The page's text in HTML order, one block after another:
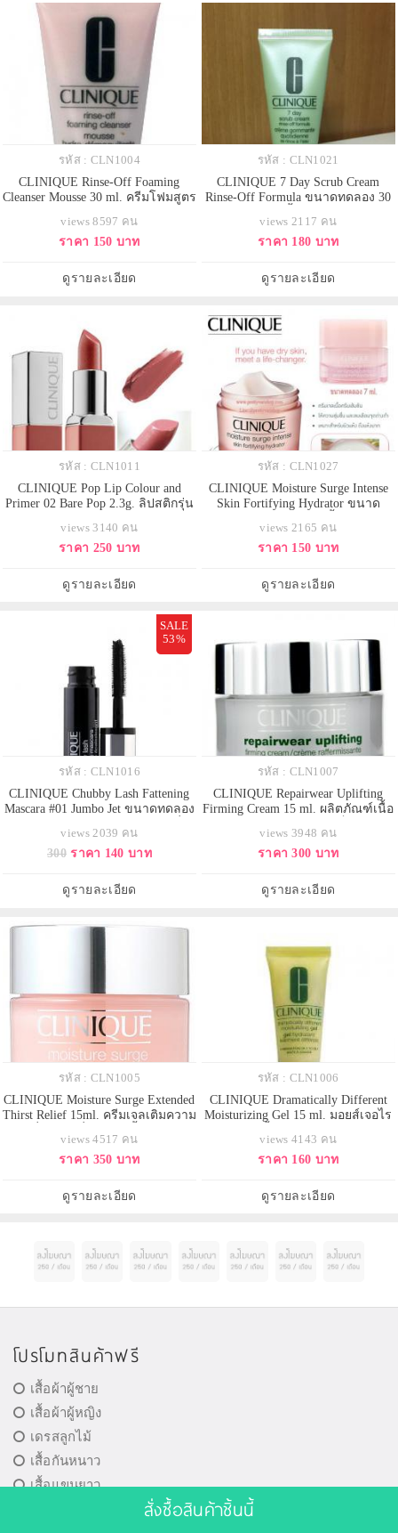
สั่งซื้อสินค้าชิ้นนี้
รหัส : CLN1004
CLINIQUE Rinse-Off Foaming
Cleanser Mousse 30 ml. ครีมโฟมสูตร
เครื่องสำอางที่ติดทนนานออกได้
อย่างรวดเร็วแต่อ่อนโยน และให้ผล
แห้งและผิวผสมค่อนข้างมัน มีส่วน
ผสมของคาร์โมมาย ช่วยทำให้ผ
views 8597 คน
ราคา 150 บาท
ดูรายละเอียด
รหัส : CLN1021
CLINIQUE 7 Day Scrub Cream
Rinse-Off Formula ขนาดทดลอง 30
ทำความสะอาดผิวได้ล้ำลึกถึงรูขุม
ขน ขจัดเซลล์ผิวที่เสื่อมสภาพ ผิวที่
สกปรกบนชั้นผิวและรูขุมขนให้หลุด
ออกอย่างอ่อนโยน เผย
views 2117 คน
ราคา 180 บาท
ดูรายละเอียด
รหัส : CLN1011
CLINIQUE Pop Lip Colour and
Primer 02 Bare Pop 2.3g. ลิปสติกรุ่น
ขนาดทดลอง สีโทนน้ำตาลเจือชมพู
สวยมากก... ลิปรุ่นนี้จะให้เนื้อสัมผัส
ทนนานค่ะ
views 3140 คน
ราคา 250 บาท
ดูรายละเอียด
รหัส : CLN1027
CLINIQUE Moisture Surge Intense
Skin Fortifying Hydrator ขนาด
ข้นสำหรับผู้ที่กำลังมองหาผลิตภัณฑ์
ที่ให้ความชุ่มชื่นในระดับที่สูงขึ้น ผิว
ชื่นกับปราการปกป้องผิว ผิวดูชุ่มชื่น
ยาวนานและอ
views 2165 คน
ราคา 150 บาท
ดูรายละเอียด
SALE
53%
รหัส : CLN1016
CLINIQUE Chubby Lash Fattening
Mascara #01 Jumbo Jet ขนาดทดลอง
ช่วยสร้างสรรค์ขนตาให้ดูเข้ม และมี
วอลลุ่มมากขึ้น ด้วยการปัดขนตาไม่
ขนตาเส้นเล็กและบางกลับดูโดดเด่น
และมีเสน่ห์ขึ้นทั
views 2039 คน
300 ราคา 140 บาท
ดูรายละเอียด
รหัส : CLN1007
CLINIQUE Repairwear Uplifting
Firming Cream 15 ml. ผลิตภัณฑ์เนื้อ
ผิวนุ่มนวลและดูกระชับเรียบเนียน
เป็น moisturizer ที่ให้ความชุ่มชื้นแก่
ปกป้องผิวที่สมบูรณ์แบบที่สุด จาก
views 3948 คน
ราคา 300 บาท
ดูรายละเอียด
รหัส : CLN1005
CLINIQUE Moisture Surge Extended
Thirst Relief 15ml. ครีมเจลเติมความ
พร้อมยังช่วยผ่อนคลายผิวให้สบาย
และนุ่มเนียน ช่วยสร้างประสิทธิภาพ
เก็บกักความชุ่มชื่นนั้นไว้กับผิวได้
ยาวนานกว่า
views 4517 คน
ราคา 350 บาท
ดูรายละเอียด
รหัส : CLN1006
CLINIQUE Dramatically Different
Moisturizing Gel 15 ml. มอยส์เจอไร
น้ำมัน ซึมเข้าสู่ผิวได้อย่างง่ายดาย
สูตรสำหรับผิวสำหรับผู้ที่ผิวมันถึงมัน
ชุ่มชื่นตามธรรมชาติผิวให้สมบูรณ์
views 4143 คน
ราคา 160 บาท
ดูรายละเอียด
โปรโมทสินค้าฟรี
เสื้อผ้าผู้ชาย
เสื้อผ้าผู้หญิง
เดรสลูกไม้
เสื้อกันหนาว
เสื้อแขนยาว